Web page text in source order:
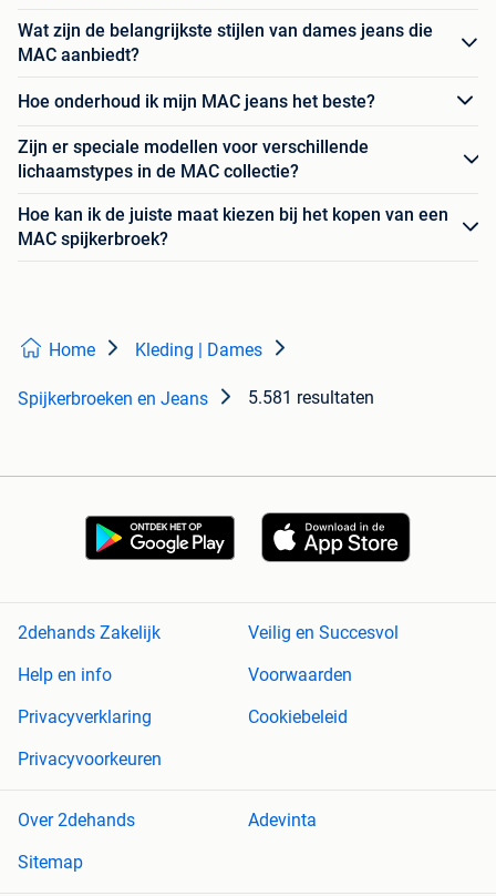
Wat zijn de belangrijkste stijlen van dames jeans die
MAC aanbiedt?
Hoe onderhoud ik mijn MAC jeans het beste?
Zijn er speciale modellen voor verschillende
lichaamstypes in de MAC collectie?
Hoe kan ik de juiste maat kiezen bij het kopen van een
MAC spijkerbroek?
Home Kleding | Dames
Spijkerbroeken en Jeans 5.581 resultaten
2dehands Zakelijk
Veilig en Succesvol
Help en info
Voorwaarden
Privacyverklaring
Cookiebeleid
Privacyvoorkeuren
Over 2dehands
Adevinta
Sitemap